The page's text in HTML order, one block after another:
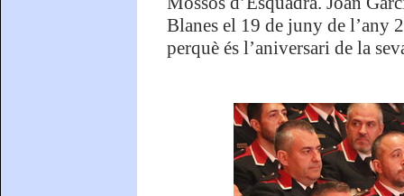
Blanes el 19 de juny de l’any
perquè és l’aniversari de la